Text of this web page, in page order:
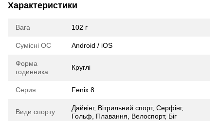
Характеристики
Вага 102 г
Сумісні ОС Android / iOS
Форма
годинника
Круглі
Серия Fenix 8
Види спорту
Дайвінг, Вітрильний спорт, Серфінг,
Гольф, Плавання, Велоспорт, Біг